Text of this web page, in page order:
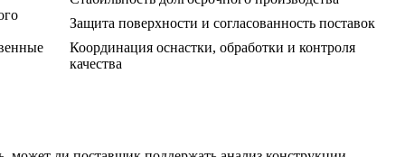
Защита поверхности и согласованность поставок
Координация оснастки, обработки и контроля
качества